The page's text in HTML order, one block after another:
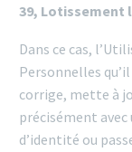
39, Lotissement
Dans ce cas,
Personnelles
corrige, mette à
précisément avec
d’identité ou